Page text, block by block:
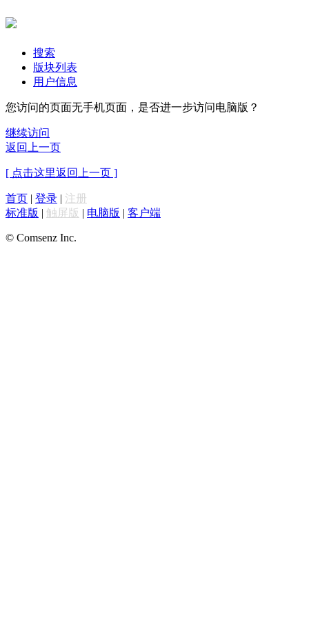
搜索
版块列表
用户信息
您访问的页面无手机页面，是否进一步访问电脑版？
继续访问
返回上一页
[ 点击这里返回上一页 ]
首页 | 登录 | 注册
标准版 | 触屏版 | 电脑版 | 客户端
© Comsenz Inc.